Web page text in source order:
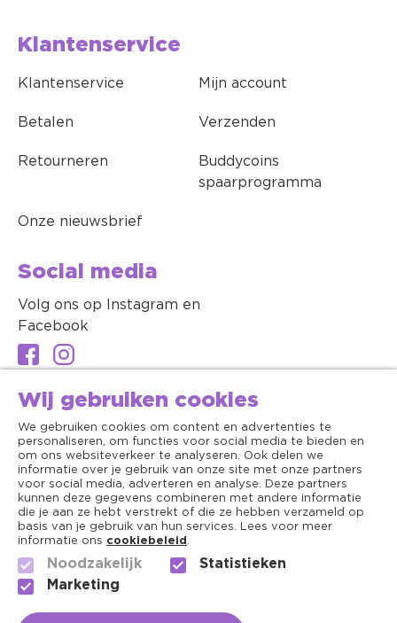
Klantenservice
Klantenservice Mijn account
Betalen Verzenden
Retourneren
Buddycoins
spaarprogramma
Onze nieuwsbrief
Social media
Volg ons op Instagram en
Facebook
Algemene voorwaarden
Wij gebruiken cookies
We gebruiken cookies om content en advertenties te
personaliseren, om functies voor social media te bieden en
om ons websiteverkeer te analyseren. Ook delen we
informatie over je gebruik van onze site met onze partners
voor social media, adverteren en analyse. Deze partners
kunnen deze gegevens combineren met andere informatie
die je aan ze hebt verstrekt of die ze hebben verzameld op
basis van je gebruik van hun services. Lees voor meer
informatie ons cookiebeleid .
Noodzakelijk
Statistieken
Marketing